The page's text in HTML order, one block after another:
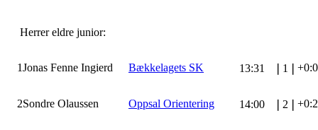
Herrer eldre junior:
1Jonas Fenne Ingierd Bækkelagets SK 13:31 1
2Sondre Olaussen Oppsal Orientering 14:00 2